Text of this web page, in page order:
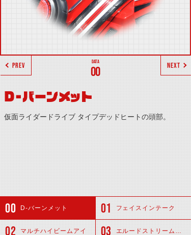
00
PREV NEXT
D-バーンメット
仮面ライダードライブ タイプデッドヒートの頭部。
D-バーンメット フェイスインテーク
マルチハイビームアイ エルードストリームアーマー